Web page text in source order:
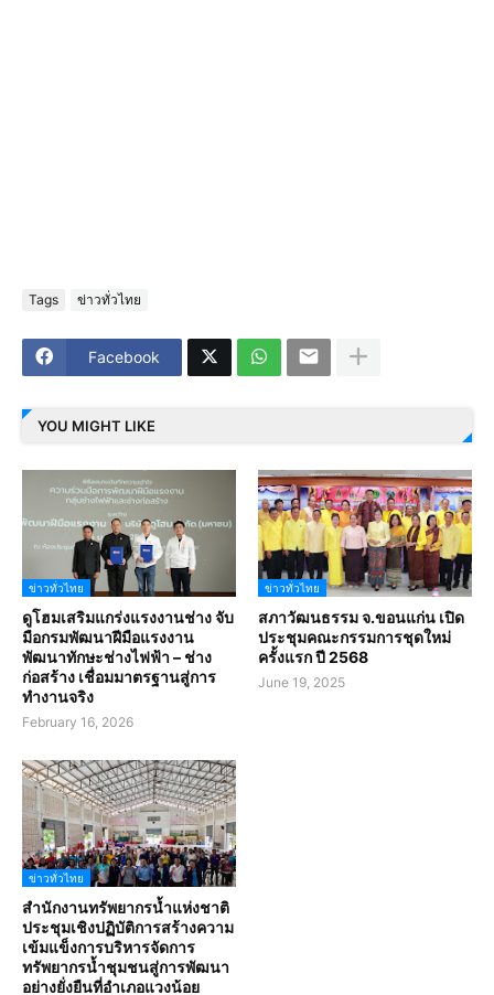
Tags ข่าวทั่วไทย
Facebook
YOU MIGHT LIKE
ข่าวทั่วไทย
ดูโฮมเสริมแกร่งแรงงานช่าง จับ
มือกรมพัฒนาฝีมือแรงงาน
พัฒนาทักษะช่างไฟฟ้า – ช่าง
ก่อสร้าง เชื่อมมาตรฐานสู่การ
ทำงานจริง
February 16, 2026
ข่าวทั่วไทย
สภาวัฒนธรรม จ.ขอนแก่น เปิด
ประชุมคณะกรรมการชุดใหม่
ครั้งแรก ปี 2568
June 19, 2025
ข่าวทั่วไทย
สำนักงานทรัพยากรน้ำแห่งชาติ
ประชุมเชิงปฏิบัติการสร้างความ
เข้มแข็งการบริหารจัดการ
ทรัพยากรน้ำชุมชนสู่การพัฒนา
อย่างยั่งยืนที่อำเภอแวงน้อย